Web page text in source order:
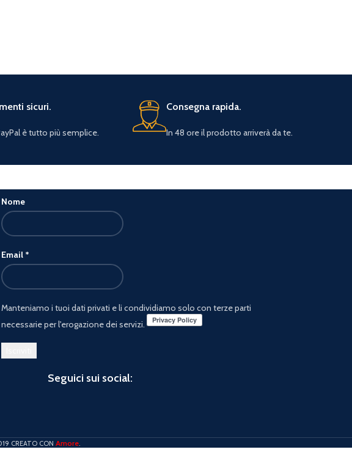
sicuri.
è tutto più semplice.
Consegna rapida.
In 48 ore il prodotto arriverà da te.
Nome
Email *
Manteniamo i tuoi dati privati e li condividiamo solo con terze parti
necessarie per l'erogazione dei servizi.
Seguici sui social:
CREATO CON Amore.